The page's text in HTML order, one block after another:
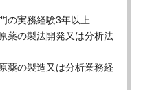
の実務経験3年以上
薬の製法開発又は分析法
薬の製造又は分析業務経